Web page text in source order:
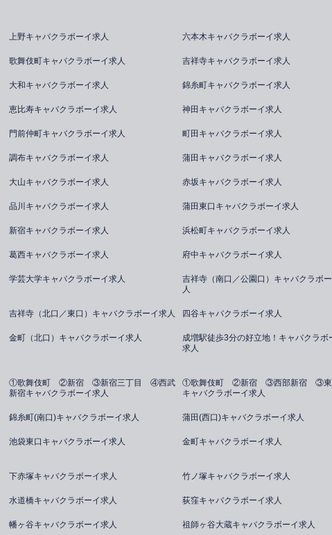
上野キャバクラボーイ求人 六本木キャバクラボーイ求人
歌舞伎町キャバクラボーイ求人 吉祥寺キャバクラボーイ求人
大和キャバクラボーイ求人 錦糸町キャバクラボーイ求人
恵比寿キャバクラボーイ求人 神田キャバクラボーイ求人
門前仲町キャバクラボーイ求人 町田キャバクラボーイ求人
調布キャバクラボーイ求人 蒲田キャバクラボーイ求人
大山キャバクラボーイ求人 赤坂キャバクラボーイ求人
品川キャバクラボーイ求人 蒲田東口キャバクラボーイ求人
新宿キャバクラボーイ求人 浜松町キャバクラボーイ求人
葛西キャバクラボーイ求人 府中キャバクラボーイ求人
学芸大学キャバクラボーイ求人
吉祥寺（南口／公園口）キャバクラボ
人
吉祥寺（北口／東口）キャバクラボーイ求人 四谷キャバクラボーイ求人
金町（北口）キャバクラボーイ求人
成増駅徒歩3分の好立地！キャバクラボ
求人
①歌舞伎町 ②新宿 ③新宿三丁目 ④西武
新宿キャバクラボーイ求人
①歌舞伎町 ②新宿 ③西部新宿 ③東
キャバクラボーイ求人
錦糸町(南口)キャバクラボーイ求人 蒲田(西口)キャバクラボーイ求人
池袋東口キャバクラボーイ求人 金町キャバクラボーイ求人
下赤塚キャバクラボーイ求人 竹ノ塚キャバクラボーイ求人
水道橋キャバクラボーイ求人 荻窪キャバクラボーイ求人
幡ヶ谷キャバクラボーイ求人 祖師ヶ谷大蔵キャバクラボーイ求人